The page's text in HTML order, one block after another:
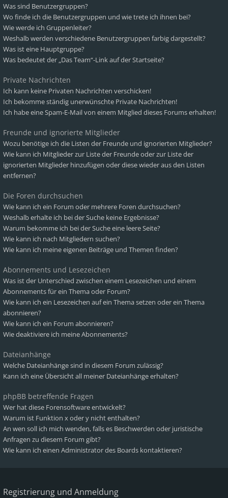
Was sind Benutzergruppen?
Wo finde ich die Benutzergruppen und wie trete ich ihnen bei?
Wie werde ich Gruppenleiter?
Weshalb werden verschiedene Benutzergruppen farbig dargestellt?
Was ist eine Hauptgruppe?
Was bedeutet der „Das Team“-Link auf der Startseite?
Private Nachrichten
Ich kann keine Privaten Nachrichten verschicken!
Ich bekomme ständig unerwünschte Private Nachrichten!
Ich habe eine Spam-E-Mail von einem Mitglied dieses Forums erhalten!
Freunde und ignorierte Mitglieder
Wozu benötige ich die Listen der Freunde und ignorierten Mitglieder?
Wie kann ich Mitglieder zur Liste der Freunde oder zur Liste der
ignorierten Mitglieder hinzufügen oder diese wieder aus den Listen
entfernen?
Die Foren durchsuchen
Wie kann ich ein Forum oder mehrere Foren durchsuchen?
Weshalb erhalte ich bei der Suche keine Ergebnisse?
Warum bekomme ich bei der Suche eine leere Seite?
Wie kann ich nach Mitgliedern suchen?
Wie kann ich meine eigenen Beiträge und Themen finden?
Abonnements und Lesezeichen
Was ist der Unterschied zwischen einem Lesezeichen und einem
Abonnements für ein Thema oder Forum?
Wie kann ich ein Lesezeichen auf ein Thema setzen oder ein Thema
abonnieren?
Wie kann ich ein Forum abonnieren?
Wie deaktiviere ich meine Abonnements?
Dateianhänge
Welche Dateianhänge sind in diesem Forum zulässig?
Kann ich eine Übersicht all meiner Dateianhänge erhalten?
phpBB betreffende Fragen
Wer hat diese Forensoftware entwickelt?
Warum ist Funktion x oder y nicht enthalten?
An wen soll ich mich wenden, falls es Beschwerden oder juristische
Anfragen zu diesem Forum gibt?
Wie kann ich einen Administrator des Boards kontaktieren?
Registrierung und Anmeldung